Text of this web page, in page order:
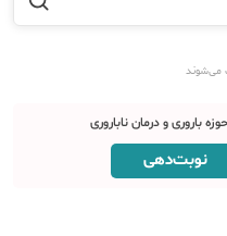
می‌شوند
باروری و درمان ناباروری
نوبت‌دهی